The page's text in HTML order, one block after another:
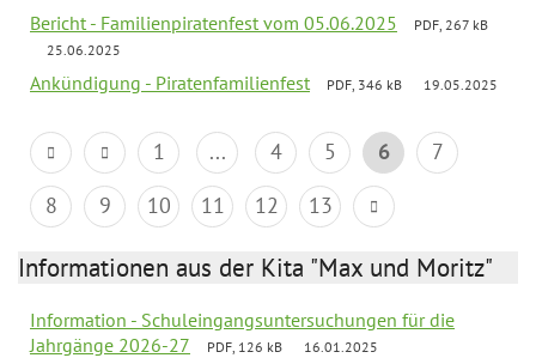
Bericht - Familienpiratenfest vom 05.06.2025
PDF, 267 kB
25.06.2025
Ankündigung - Piratenfamilienfest PDF, 346 kB 19.05.2025
1 ... 4 5 6
7
8
9 10 11 12 13
Informationen aus der Kita "Max und Moritz"
Information - Schuleingangsuntersuchungen für die
Jahrgänge 2026-27
PDF, 126 kB 16.01.2025